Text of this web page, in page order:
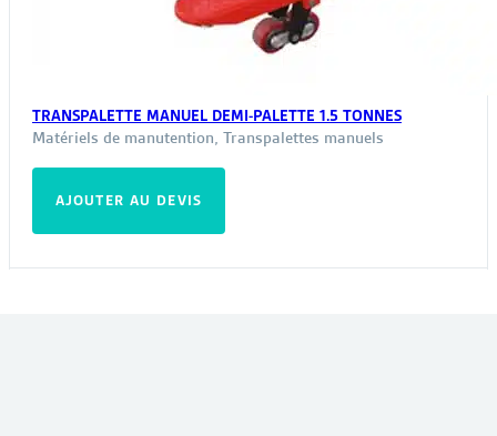
TRANSPALETTE MANUEL DEMI-PALETTE 1.5 TONNES
Matériels de manutention, Transpalettes manuels
AJOUTER AU DEVIS